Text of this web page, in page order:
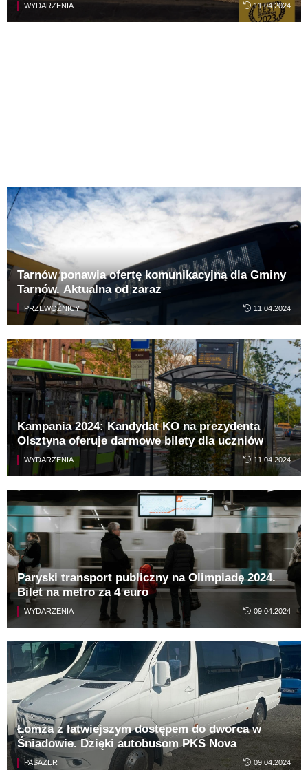
WYDARZENIA 11.04.2024
Tarnów ponawia ofertę komunikacyjną dla Gminy
Tarnów. Aktualna od zaraz
PRZEWOŹNICY 11.04.2024
Kampania 2024: Kandydat KO na prezydenta
Olsztyna oferuje darmowe bilety dla uczniów
WYDARZENIA 11.04.2024
Paryski transport publiczny na Olimpiadę 2024.
Bilet na metro za 4 euro
WYDARZENIA 09.04.2024
Łomża z łatwiejszym dostępem do dworca w
Śniadowie. Dzięki autobusom PKS Nova
PASAŻER 09.04.2024